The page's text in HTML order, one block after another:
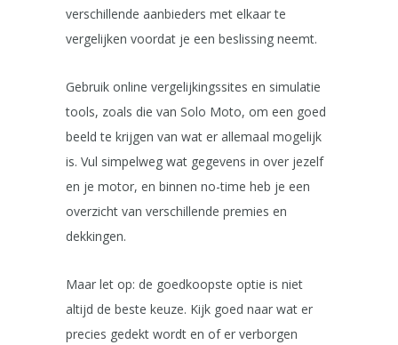
verschillende aanbieders met elkaar te
vergelijken voordat je een beslissing neemt.
Gebruik online vergelijkingssites en simulatie
tools, zoals die van Solo Moto, om een goed
beeld te krijgen van wat er allemaal mogelijk
is. Vul simpelweg wat gegevens in over jezelf
en je motor, en binnen no-time heb je een
overzicht van verschillende premies en
dekkingen.
Maar let op: de goedkoopste optie is niet
altijd de beste keuze. Kijk goed naar wat er
precies gedekt wordt en of er verborgen